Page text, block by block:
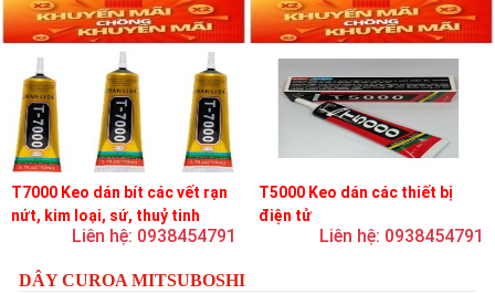
T7000 Keo dán bít các vết rạn
nứt, kim loại, sứ, thuỷ tinh
Liên hệ: 0938454791
T5000 Keo dán các thiết bị
điện tử
Liên hệ: 0938454791
DÂY CUROA MITSUBOSHI